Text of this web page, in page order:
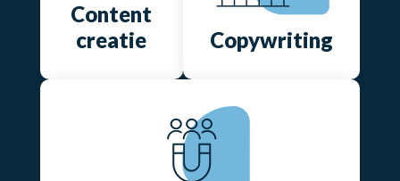
Content
creatie
Copywriting